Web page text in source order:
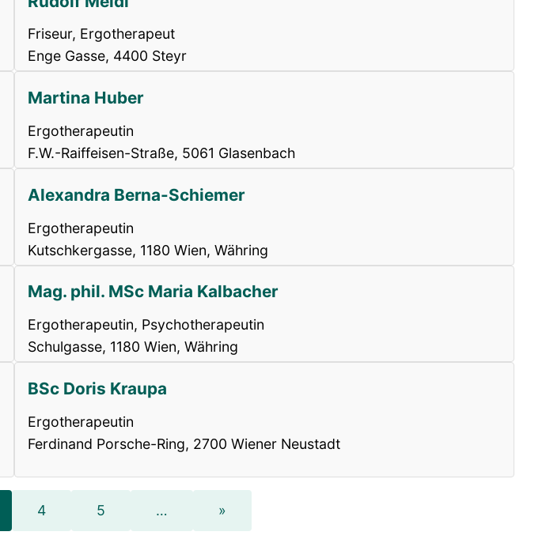
Friseur, Ergotherapeut
Enge Gasse, 4400 Steyr
Martina Huber
Ergotherapeutin
F.W.-Raiffeisen-Straße, 5061 Glasenbach
Alexandra Berna-Schiemer
Ergotherapeutin
Kutschkergasse, 1180 Wien, Währing
Mag. phil. MSc Maria Kalbacher
Ergotherapeutin, Psychotherapeutin
Schulgasse, 1180 Wien, Währing
BSc Doris Kraupa
Ergotherapeutin
Ferdinand Porsche-Ring, 2700 Wiener Neustadt
4 5 … »